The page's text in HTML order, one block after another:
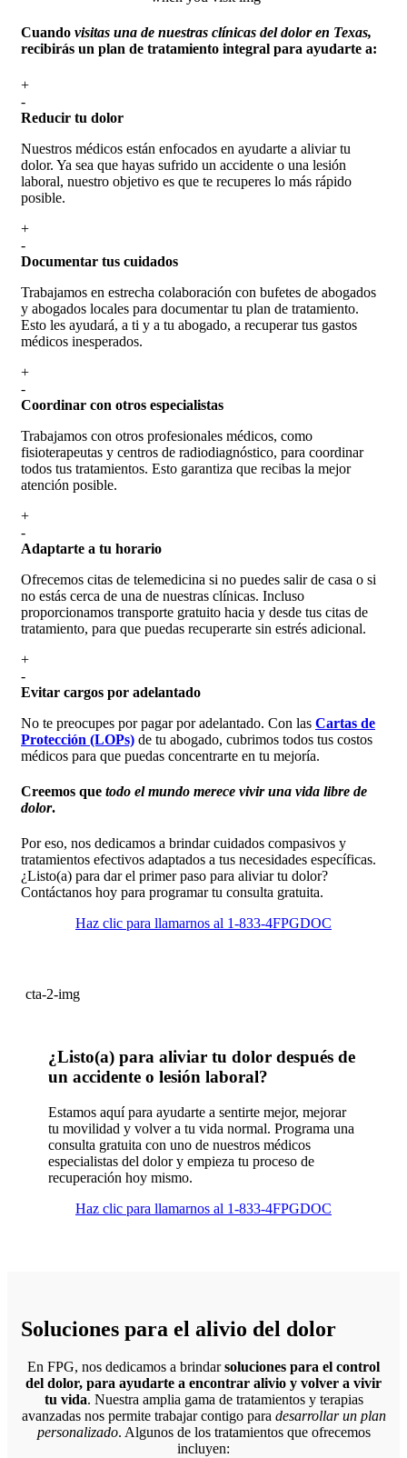
Cuando visitas una de nuestras clínicas del dolor en Texas,
recibirás un plan de tratamiento integral para ayudarte a:
+
-
Reducir tu dolor
Nuestros médicos están enfocados en ayudarte a aliviar tu
dolor. Ya sea que hayas sufrido un accidente o una lesión
laboral, nuestro objetivo es que te recuperes lo más rápido
posible.
+
-
Documentar tus cuidados
Trabajamos en estrecha colaboración con bufetes de abogados
y abogados locales para documentar tu plan de tratamiento.
Esto les ayudará, a ti y a tu abogado, a recuperar tus gastos
médicos inesperados.
+
-
Coordinar con otros especialistas
Trabajamos con otros profesionales médicos, como
fisioterapeutas y centros de radiodiagnóstico, para coordinar
todos tus tratamientos. Esto garantiza que recibas la mejor
atención posible.
+
-
Adaptarte a tu horario
Ofrecemos citas de telemedicina si no puedes salir de casa o si
no estás cerca de una de nuestras clínicas. Incluso
proporcionamos transporte gratuito hacia y desde tus citas de
tratamiento, para que puedas recuperarte sin estrés adicional.
+
-
Evitar cargos por adelantado
No te preocupes por pagar por adelantado. Con las Cartas de
Protección (LOPs) de tu abogado, cubrimos todos tus costos
médicos para que puedas concentrarte en tu mejoría.
Creemos que todo el mundo merece vivir una vida libre de
dolor.
Por eso, nos dedicamos a brindar cuidados compasivos y
tratamientos efectivos adaptados a tus necesidades específicas.
¿Listo(a) para dar el primer paso para aliviar tu dolor?
Contáctanos hoy para programar tu consulta gratuita.
Haz clic para llamarnos al 1-833-4FPGDOC
cta-2-img
¿Listo(a) para aliviar tu dolor después de
un accidente o lesión laboral?
Estamos aquí para ayudarte a sentirte mejor, mejorar
tu movilidad y volver a tu vida normal. Programa una
consulta gratuita con uno de nuestros médicos
especialistas del dolor y empieza tu proceso de
recuperación hoy mismo.
Haz clic para llamarnos al 1-833-4FPGDOC
Soluciones para el alivio del dolor
En FPG, nos dedicamos a brindarsoluciones para el control
del dolor, para ayudarte a encontrar alivio y volver a vivir
tu vida. Nuestra amplia gama de tratamientos y terapias
avanzadas nos permite trabajar contigo para desarrollar un plan
personalizado. Algunos de los tratamientos que ofrecemos
incluyen: